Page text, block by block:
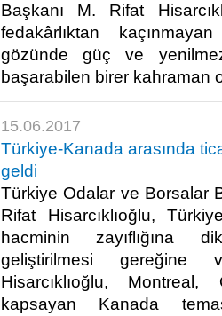
Başkanı M. Rifat
fedakârlıktan
gözünde güç ve
başarabilen birer kahraman
15.06.2017
Türkiye-Kanada arasında
geldi
Türkiye Odalar ve Borsalar
Rifat Hisarcıklıoğlu,
hacminin zayıflığına
geliştirilmesi gereğine
Hisarcıklıoğlu,
kapsayan Kanada